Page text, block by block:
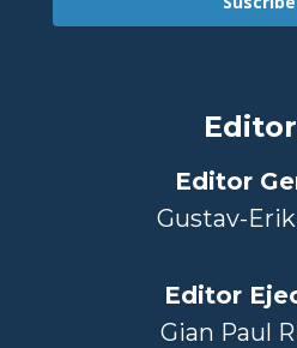
Editor
Gustav-
Editor
Gian Paul